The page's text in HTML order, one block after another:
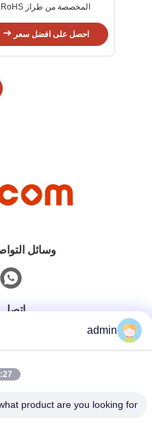
المخصصة من طراز RoHS
احصل على افضل سعر
وسائل
اتصل
هاتف
admin
6:27 AM
product are you looking for?